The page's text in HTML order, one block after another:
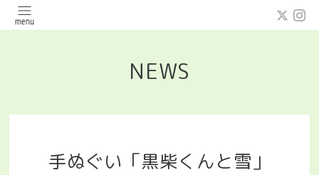
NEWS
手ぬぐい「黒柴くんと雪」